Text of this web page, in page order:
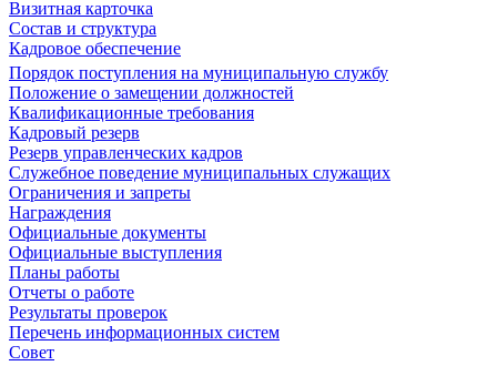
Визитная карточка
Состав и структура
Кадровое обеспечение
Порядок поступления на муниципальную службу
Положение о замещении должностей
Квалификационные требования
Кадровый резерв
Резерв управленческих кадров
Служебное поведение муниципальных служащих
Ограничения и запреты
Награждения
Официальные документы
Официальные выступления
Планы работы
Отчеты о работе
Результаты проверок
Перечень информационных систем
Совет